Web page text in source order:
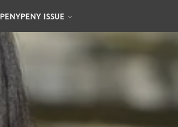
PENYPENY ISSUE